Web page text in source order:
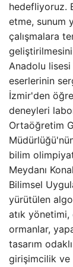
hedefliyoruz.
etme, sunum
çalışmalara
Anadolu
eserlerinin
İzmir'den
deneyleri
Ortaöğretim
bilim
Meydanı
Bilimsel
yürütülen
atık
ormanlar,
tasarım
girişimcilik ve